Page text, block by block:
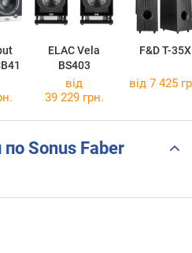
ELAC Vela
BS403
F&D T-35X
від
39 229 грн.
від 7 425
по Sonus Faber